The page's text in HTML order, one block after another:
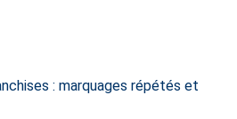
: marquages répétés et